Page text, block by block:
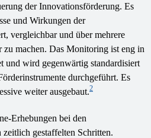
der Innovationsförderung. Es
und Wirkungen der
vergleichbar und über mehrere
zu machen. Das Monitoring ist eng in
und wird gegenwärtig standardisiert
durchgeführt. Es
weiter ausgebaut.2
Erhebungen bei den
gestaffelten Schritten.